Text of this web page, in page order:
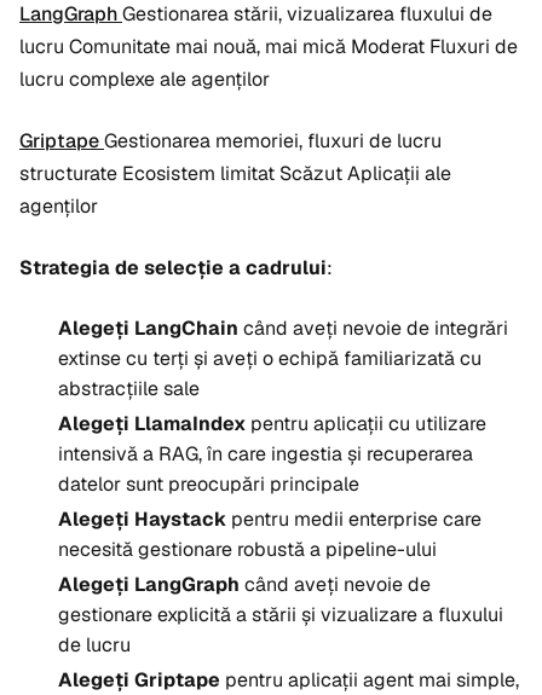
LangGraphGestionarea stării, vizualizarea fluxului de
lucru Comunitate mai nouă, mai mică Moderat Fluxuri de
lucru complexe ale agenților
GriptapeGestionarea memoriei, fluxuri de lucru
structurate Ecosistem limitat Scăzut Aplicații ale
agenților
Strategia de selecție a cadrului:
Alegeți LangChain când aveți nevoie de integrări
extinse cu terți și aveți o echipă familiarizată cu
abstracțiile sale
Alegeți LlamaIndex pentru aplicații cu utilizare
intensivă a RAG, în care ingestia și recuperarea
datelor sunt preocupări principale
Alegeți Haystack pentru medii enterprise care
necesită gestionare robustă a pipeline-ului
Alegeți LangGraph când aveți nevoie de
gestionare explicită a stării și vizualizare a fluxului
de lucru
Alegeți Griptape pentru aplicații agent mai simple,